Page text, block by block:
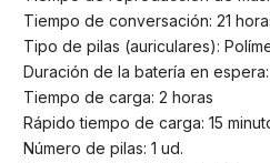
Tiempo de conversación: 21
Tipo de pilas (auriculares):
Duración de la batería en
Tiempo de carga: 2 horas
Rápido tiempo de carga: 15
Número de pilas: 1 ud.